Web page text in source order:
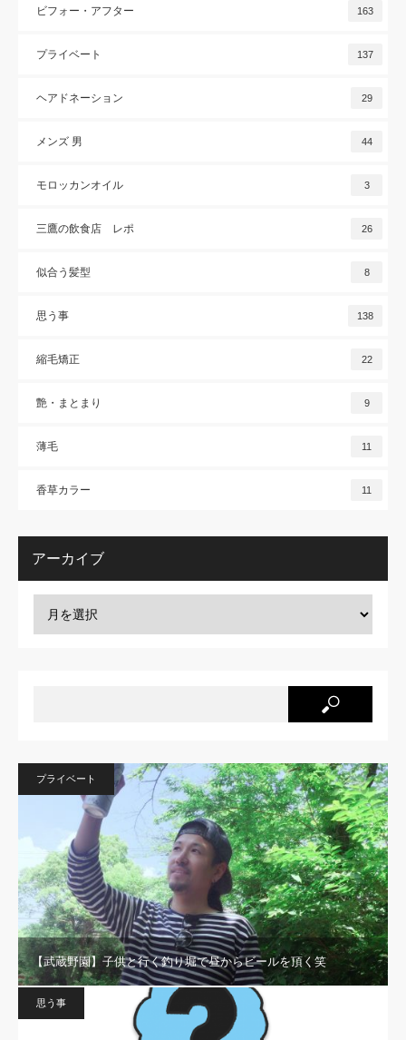
ビフォー・アフター 163
プライベート 137
ヘアドネーション 29
メンズ 男 44
モロッカンオイル 3
三鷹の飲食店 レポ 26
似合う髪型 8
思う事 138
縮毛矯正 22
艶・まとまり 9
薄毛 11
香草カラー 11
アーカイブ
プライベート
【武蔵野園】子供と行く釣り堀で昼からビールを頂く笑
思う事